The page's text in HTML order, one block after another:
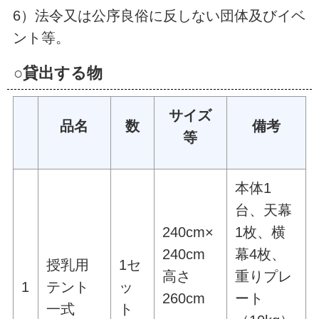
6）法令又は公序良俗に反しない団体及びイベ
ント等。
○貸出する物
品名 数
サイズ
等
備考
1
授乳用
テント
一式
1セ
ッ
ト
240cm×
240cm
高さ
260cm
本体1
台、天幕
1枚、横
幕4枚、
重りプレ
ート